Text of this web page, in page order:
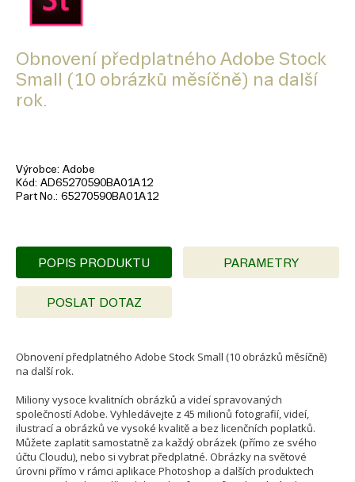
Obnovení předplatného Adobe Stock
Small (10 obrázků měsíčně) na další
rok.
Výrobce Adobe
Kód AD65270590BA01A12
Part No. 65270590BA01A12
POPIS PRODUKTU PARAMETRY
POSLAT DOTAZ
Obnovení předplatného Adobe Stock Small (10 obrázků měsíčně)
na další rok.
Miliony vysoce kvalitních obrázků a videí spravovaných
společností Adobe. Vyhledávejte z 45 milionů fotografií, videí,
ilustrací a obrázků ve vysoké kvalitě a bez licenčních poplatků.
Můžete zaplatit samostatně za každý obrázek (přímo ze svého
účtu Cloudu), nebo si vybrat předplatné. Obrázky na světové
úrovni přímo v rámci aplikace Photoshop a dalších produktech